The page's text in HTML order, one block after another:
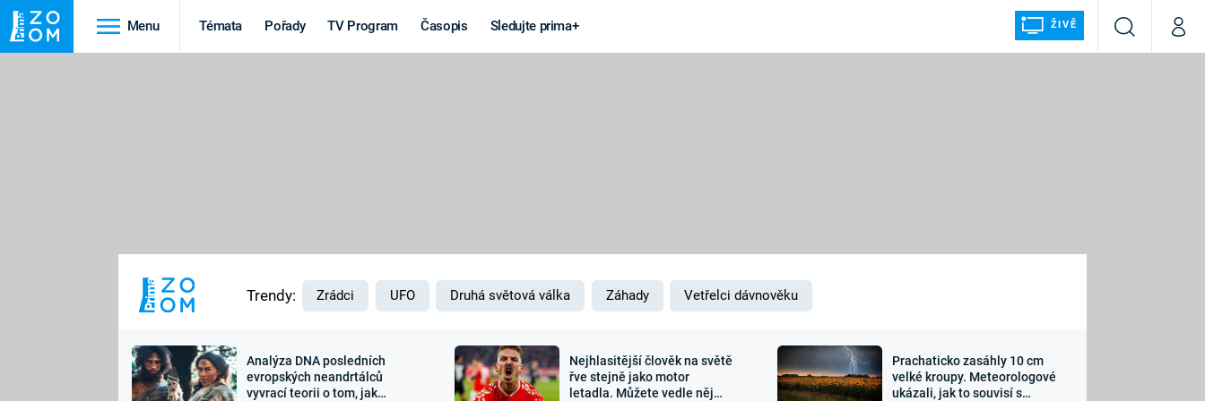
Menu Témata Pořady TV Program Časopis Sledujte prima+ ŽIVĚ
VyhledáváníMůj
MARS
Výročí
Záhady a
Zajímavosti Sledujte nás
Trendy: Zrádci UFO Druhá světová válka Záhady Vetřelci dávnověku
Analýza DNA posledních
evropských neandrtálců
vyvrací teorii o tom, jak
Nejhlasitější člověk na světě
řve stejně jako motor
letadla. Můžete vedle něj
Prachaticko zasáhly 10 cm
velké kroupy. Meteorologové
ukázali, jak to souvisí s